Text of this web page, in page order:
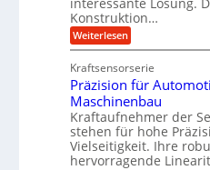
g
l
e
i
c
h
g
e
w
i
n
d
e
t
r
a
t
z
u
n
d
A
u
f
h
i
n
Z
e
e
n
v
o
n
Konstruktion…
Weiterlesen:
Z
h
n
s
t
a
n
g
e
Kraftsensorserie
Präzision für
Maschinenbau
Kraftaufnehmer der
stehen für hohe
Vielseitigkeit. Ihre
hervorragende